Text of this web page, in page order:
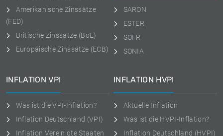
Amerikanische Zinssätze
(FED)
Britische Zinssätze (BoE)
Europäische Zinssätze (ECB)
SARON
ESTER
SOFR
SONIA
INFLATION VPI
Was ist die VPI-Inflation?
Inflation Deutschland (VPI)
Inflation Vereinigte Staaten
INFLATION HVPI
Aktuelle Inflation
Was ist die HVPI-Inflation?
Inflation Deutschland (HVPI)